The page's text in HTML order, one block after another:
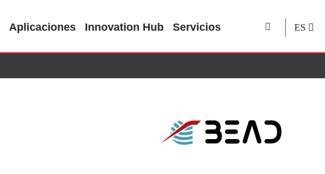
Aplicaciones Innovation Hub Servicios ES